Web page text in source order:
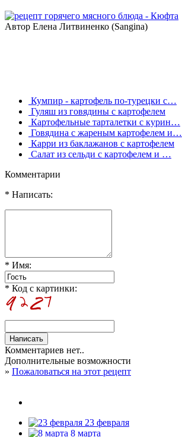
Автор Елена Литвиненко (Sangina)
Кумпир - картофель по-турецки с…
Гуляш из говядины с картофелем
Картофельные тарталетки с курин…
Говядина с жареным картофелем и…
Карри из баклажанов с картофелем
Салат из сельди с картофелем и …
Комментарии
* Написать:
* Имя:
* Код с картинки:
Комментариев нет..
Дополнительные возможности
» Пожаловаться на этот рецепт
23 февраля
8 марта